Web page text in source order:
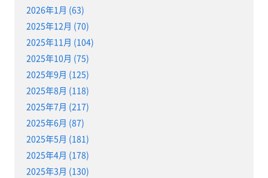
2026年1月 (63)
2025年12月 (70)
2025年11月 (104)
2025年10月 (75)
2025年9月 (125)
2025年8月 (118)
2025年7月 (217)
2025年6月 (87)
2025年5月 (181)
2025年4月 (178)
2025年3月 (130)